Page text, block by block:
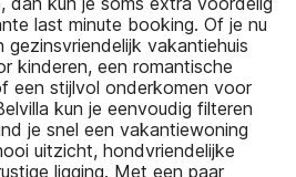
last minute booking. Of je nu
vakantiehuis
kinderen, een romantische
een stijlvol onderkomen voor
kun je eenvoudig filteren
je snel een vakantiewoning
uitzicht, hondvriendelijke
ligging. Met een paar